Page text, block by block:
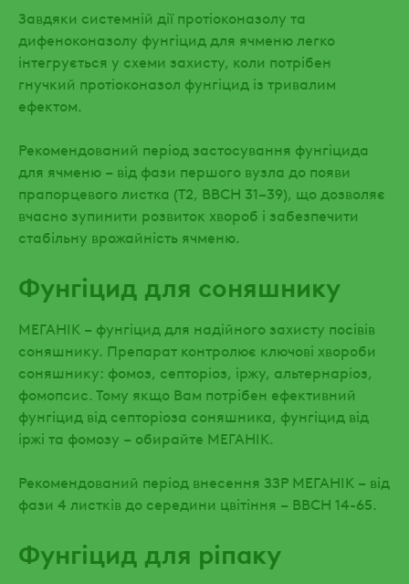
Завдяки системній дії протіоконазолу та
дифеноконазолу фунгіцид для ячменю легко
інтегрується у схеми захисту, коли потрібен
гнучкий протіоконазол фунгіцид із тривалим
ефектом.
Рекомендований період застосування фунгіцида
для ячменю – від фази першого вузла до появи
прапорцевого листка (Т2, ВВСН 31–39), що дозволяє
вчасно зупинити розвиток хвороб і забезпечити
стабільну врожайність ячменю.
Фунгіцид для соняшнику
МЕГАНІК – фунгіцид для надійного захисту посівів
соняшнику. Препарат контролює ключові хвороби
соняшнику: фомоз, септоріоз, іржу, альтернаріоз,
фомопсис. Тому якщо Вам потрібен ефективний
фунгіцид від септоріоза соняшника, фунгіцид від
іржі та фомозу – обирайте МЕГАНІК.
Рекомендований період внесення ЗЗР МЕГАНІК – від
фази 4 листків до середини цвітіння – ВВСН 14-65.
Фунгіцид для ріпаку